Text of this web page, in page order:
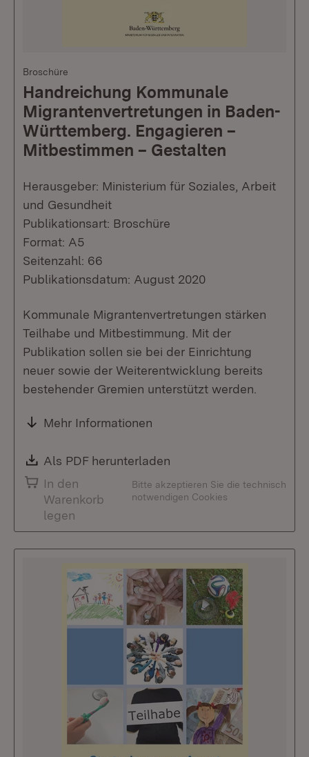
Broschüre
Handreichung Kommunale
Migrantenvertretungen in Baden-
Württemberg. Engagieren –
Mitbestimmen – Gestalten
Herausgeber: Ministerium für Soziales, Arbeit
und Gesundheit
Publikationsart: Broschüre
Format: A5
Seitenzahl: 66
Publikationsdatum: August 2020
Kommunale Migrantenvertretungen stärken
Teilhabe und Mitbestimmung. Mit der
Publikation sollen sie bei der Einrichtung
neuer sowie der Weiterentwicklung bereits
bestehender Gremien unterstützt werden.
Mehr Informationen
Download:
Als PDF herunterladen
In den
Warenkorb
legen
Bitte akzeptieren Sie die technisch
notwendigen Cookies